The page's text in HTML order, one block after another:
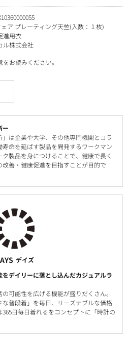
ア プレーティング天竺(入数：１枚)
進用衣
ル株式会社
お読みください。
ー
」は企業や大学、その他専門機関とコラ
寿命を延ばす製品を開発するワークマン
製品を身につけることで、健康で長く
善・健康促進を目指すことが目的で
デイズ
デイリーに落とし込んだカジュアルラ
可能性を広げる機能が盛りだくさん。
普段着」を毎日、リーズナブルな価格
日毎日着れるをコンセプトに「時計の